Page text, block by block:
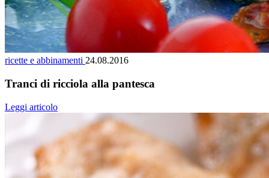
ricette e abbinamenti 24.08.2016
Tranci di ricciola alla pantesca
Leggi articolo